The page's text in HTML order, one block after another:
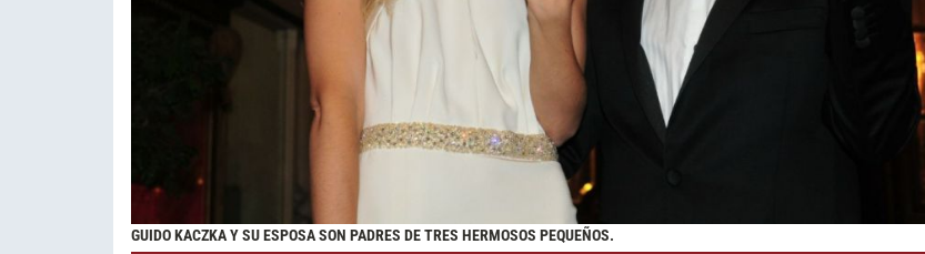
GUIDO KACZKA Y SU ESPOSA SON PADRES DE TRES HERMOSOS PEQUEÑOS.